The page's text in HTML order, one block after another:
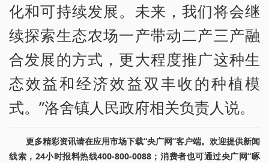
化和可持续发展。未来，我们将会继
续探索生态农场一产带动二产三产融
合发展的方式，更大程度推广这种生
态效益和经济效益双丰收的种植模
式。”洛舍镇人民政府相关负责人说。
更多精彩资讯请在应用市场下载“央广网”客户端。欢迎提供新闻
线索，24小时报料热线400-800-0088；消费者也可通过央广网“啄